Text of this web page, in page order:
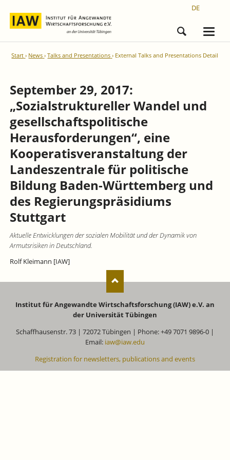
DE
Start News Talks and Presentations External Talks and Presentations Detail
September 29, 2017:
„Sozialstruktureller Wandel und
gesellschaftspolitische
Herausforderungen“, eine
Kooperatisveranstaltung der
Landeszentrale für politische
Bildung Baden-Württemberg und
des Regierungspräsidiums
Stuttgart
Aktuelle Entwicklungen der sozialen Mobilität und der Dynamik von
Armutsrisiken in Deutschland.
Rolf Kleimann [IAW]
Institut für Angewandte Wirtschaftsforschung (IAW) e.V. an
der Universität Tübingen
Schaffhausenstr. 73 | 72072 Tübingen | Phone: +49 7071 9896-0 |
Email: iaw@iaw.edu
Registration for newsletters, publications and events